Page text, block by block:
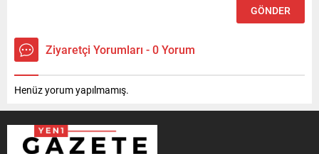
Ziyaretçi Yorumları - 0 Yorum
Henüz yorum yapılmamış.